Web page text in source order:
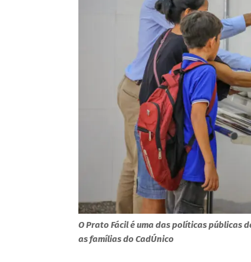
O Prato Fácil é uma das políticas
as famílias do CadÚnico